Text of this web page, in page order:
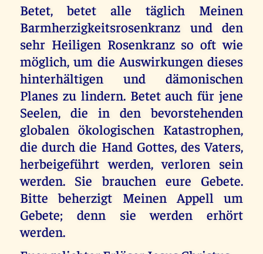
Betet, betet alle täglich Meinen
Barmherzigkeitsrosenkranz und den
sehr Heiligen Rosenkranz so oft wie
möglich, um die Auswirkungen dieses
hinterhältigen und dämonischen
Planes zu lindern. Betet auch für jene
Seelen, die in den bevorstehenden
globalen ökologischen Katastrophen,
die durch die Hand Gottes, des Vaters,
herbeigeführt werden, verloren sein
werden. Sie brauchen eure Gebete.
Bitte beherzigt Meinen Appell um
Gebete; denn sie werden erhört
werden.